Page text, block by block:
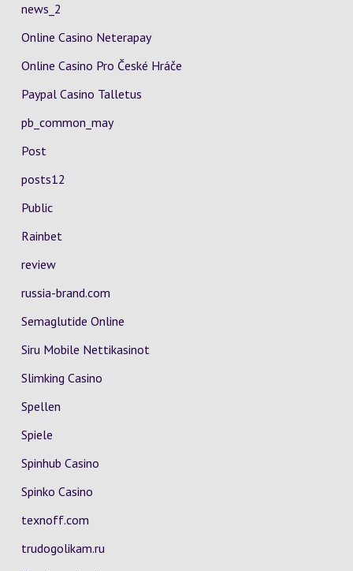
news_2
Online Casino Neterapay
Online Casino Pro České Hráče
Paypal Casino Talletus
pb_common_may
Post
posts12
Public
Rainbet
review
russia-brand.com
Semaglutide Online
Siru Mobile Nettikasinot
Slimking Casino
Spellen
Spiele
Spinhub Casino
Spinko Casino
texnoff.com
trudogolikam.ru